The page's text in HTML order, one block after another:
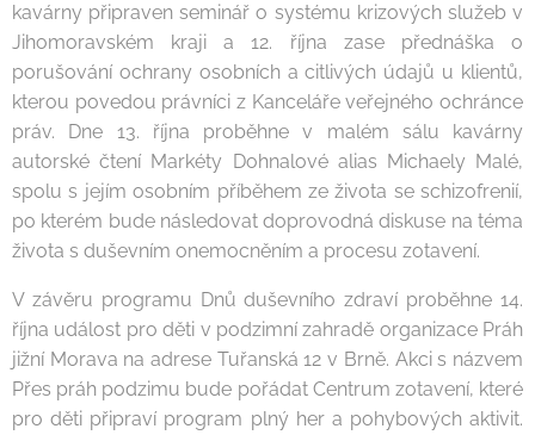
kavárny připraven seminář o systému krizových služeb v
Jihomoravském kraji a 12. října zase přednáška o
porušování ochrany osobních a citlivých údajů u klientů,
kterou povedou právníci z Kanceláře veřejného ochránce
práv. Dne 13. října proběhne v malém sálu kavárny
autorské čtení Markéty Dohnalové alias Michaely Malé,
spolu s jejím osobním příběhem ze života se schizofrenií,
po kterém bude následovat doprovodná diskuse na téma
života s duševním onemocněním a procesu zotavení.
V závěru programu Dnů duševního zdraví proběhne 14.
října událost pro děti v podzimní zahradě organizace Práh
jižní Morava na adrese Tuřanská 12 v Brně. Akci s názvem
Přes práh podzimu bude pořádat Centrum zotavení, které
pro děti připraví program plný her a pohybových aktivit.